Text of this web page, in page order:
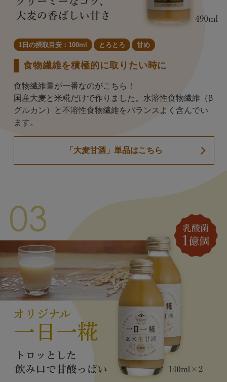
1日の摂取目安：100ml とろとろ 甘め
食物繊維を積極的に取りたい時に
食物繊維量が一番なのがこちら！
国産大麦と米糀だけで作りました。水溶性食物繊維（β
グルカン）と不溶性食物繊維をバランスよく含んでい
ます。
「大麦甘酒」単品はこちら